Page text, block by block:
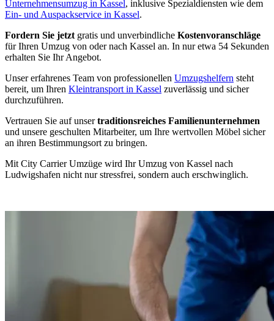
Unternehmensumzug in Kassel, inklusive Spezialdiensten wie dem
Ein- und Auspackservice in Kassel.
Fordern Sie jetzt gratis und unverbindliche Kostenvoranschläge
für Ihren Umzug von oder nach Kassel an. In nur etwa 54 Sekunden
erhalten Sie Ihr Angebot.
Unser erfahrenes Team von professionellen Umzugshelfern steht
bereit, um Ihren Kleintransport in Kassel zuverlässig und sicher
durchzuführen.
Vertrauen Sie auf unsertraditionsreiches Familienunternehmen
und unsere geschulten Mitarbeiter, um Ihre wertvollen Möbel sicher
an ihren Bestimmungsort zu bringen.
Mit City Carrier Umzüge wird Ihr Umzug von Kassel nach
Ludwigshafen nicht nur stressfrei, sondern auch erschwinglich.